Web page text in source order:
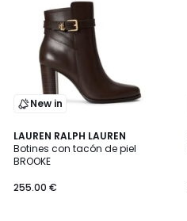
New in
LAUREN RALPH LAUREN
Botines con tacón de piel
BROOKE
255.00 €
2
Colores